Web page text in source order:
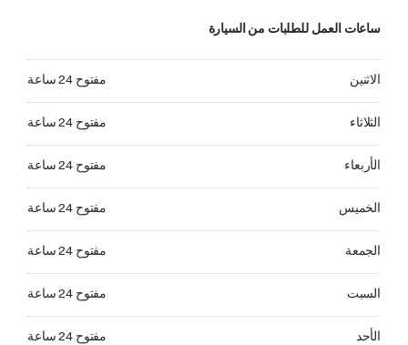
ساعات العمل للطلبات من السيارة
الاثنين مفتوح 24 ساعة
الثلاثاء مفتوح 24 ساعة
الأربعاء مفتوح 24 ساعة
الأربعاء مفتوح 24 ساعة
الخميس مفتوح 24 ساعة
الجمعة مفتوح 24 ساعة
السبت مفتوح 24 ساعة
الأحد مفتوح 24 ساعة
الأحد مفتوح 24 ساعة